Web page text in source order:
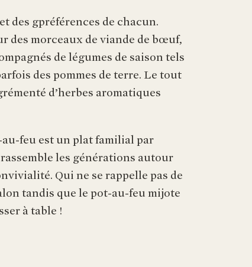
des gpréférences de chacun.
des morceaux de viande de bœuf,
de légumes de saison tels
des pommes de terre. Le tout
d’herbes aromatiques
feu est un plat familial par
les générations autour
Qui ne se rappelle pas de
tandis que le pot-au-feu mijote
à table !